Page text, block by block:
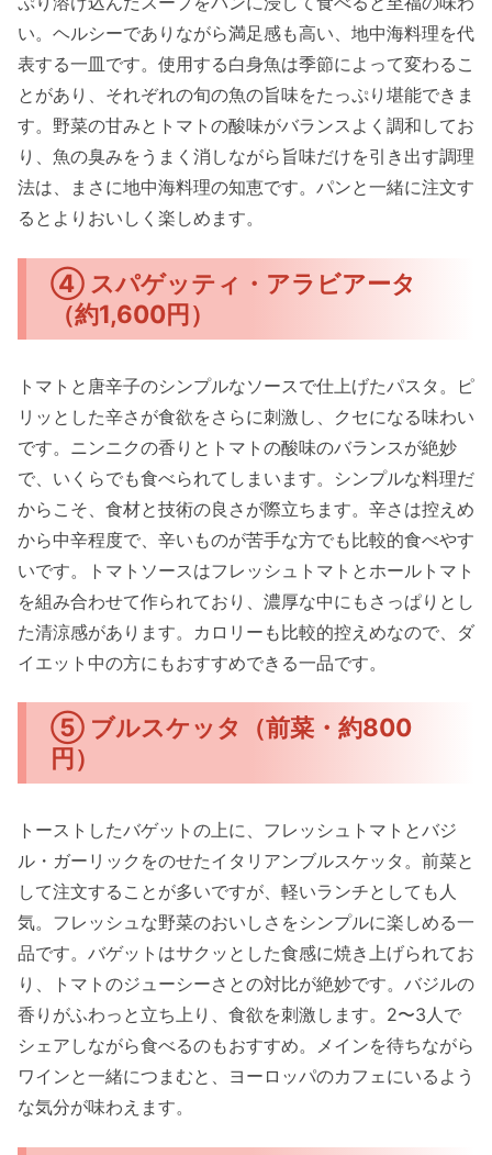
い。ヘルシーでありながら満足感も高い、地中海料理を代
表する一皿です。使用する白身魚は季節によって変わるこ
とがあり、それぞれの旬の魚の旨味をたっぷり堪能できま
す。野菜の甘みとトマトの酸味がバランスよく調和してお
り、魚の臭みをうまく消しながら旨味だけを引き出す調理
法は、まさに地中海料理の知恵です。パンと一緒に注文す
るとよりおいしく楽しめます。
④ スパゲッティ・アラビアータ
（約1,600円）
トマトと唐辛子のシンプルなソースで仕上げたパスタ。ピ
リッとした辛さが食欲をさらに刺激し、クセになる味わい
です。ニンニクの香りとトマトの酸味のバランスが絶妙
で、いくらでも食べられてしまいます。シンプルな料理だ
からこそ、食材と技術の良さが際立ちます。辛さは控えめ
から中辛程度で、辛いものが苦手な方でも比較的食べやす
いです。トマトソースはフレッシュトマトとホールトマト
を組み合わせて作られており、濃厚な中にもさっぱりとし
た清涼感があります。カロリーも比較的控えめなので、ダ
イエット中の方にもおすすめできる一品です。
⑤ ブルスケッタ（前菜・約800
円）
トーストしたバゲットの上に、フレッシュトマトとバジ
ル・ガーリックをのせたイタリアンブルスケッタ。前菜と
して注文することが多いですが、軽いランチとしても人
気。フレッシュな野菜のおいしさをシンプルに楽しめる一
品です。バゲットはサクッとした食感に焼き上げられてお
り、トマトのジューシーさとの対比が絶妙です。バジルの
香りがふわっと立ち上り、食欲を刺激します。2〜3人で
シェアしながら食べるのもおすすめ。メインを待ちながら
ワインと一緒につまむと、ヨーロッパのカフェにいるよう
な気分が味わえます。